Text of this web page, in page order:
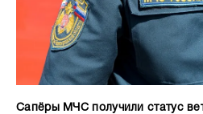
Сапёры МЧС получили статус